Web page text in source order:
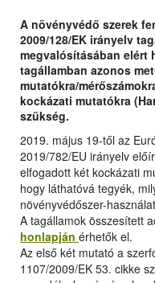
A növényvédő szerek
2009/128/EK irányelv
megvalósításában elért
tagállamban azonos
mutatókra/
kockázati mutatókra
szükség.
2019. május 19-től az
2019/782/EU irányelv
elfogadott két kockázati
hogy láthatóvá tegyék,
növényvédőszer-
A tagállamok összesített
honlapján érhetők el.
Az első két mutató a
1107/2009/EK 53. cikke